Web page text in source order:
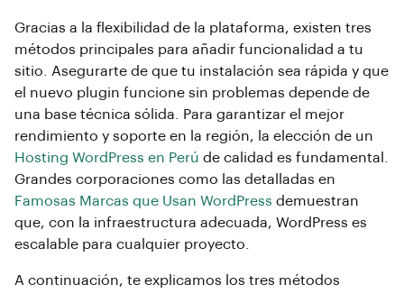
Gracias a la flexibilidad de la plataforma, existen tres
métodos principales para añadir funcionalidad a tu
sitio. Asegurarte de que tu instalación sea rápida y que
el nuevo plugin funcione sin problemas depende de
una base técnica sólida. Para garantizar el mejor
rendimiento y soporte en la región, la elección de un
Hosting WordPress en Perú de calidad es fundamental.
Grandes corporaciones como las detalladas en
Famosas Marcas que Usan WordPress demuestran
que, con la infraestructura adecuada, WordPress es
escalable para cualquier proyecto.
A continuación, te explicamos los tres métodos